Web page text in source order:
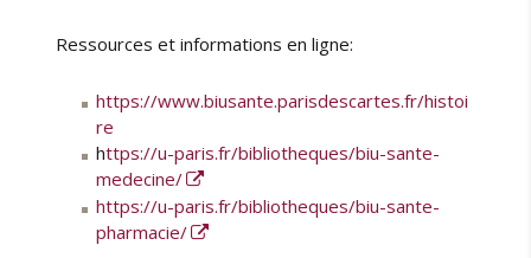
Ressources et informations en ligne:
https://www.biusante.parisdescartes.fr/histoi
re
https://u-paris.fr/bibliotheques/biu-sante-
medecine/
https://u-paris.fr/bibliotheques/biu-sante-
pharmacie/